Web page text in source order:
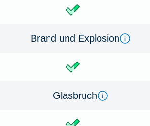
Brand und Ex­plo­sion
Glas­bruch